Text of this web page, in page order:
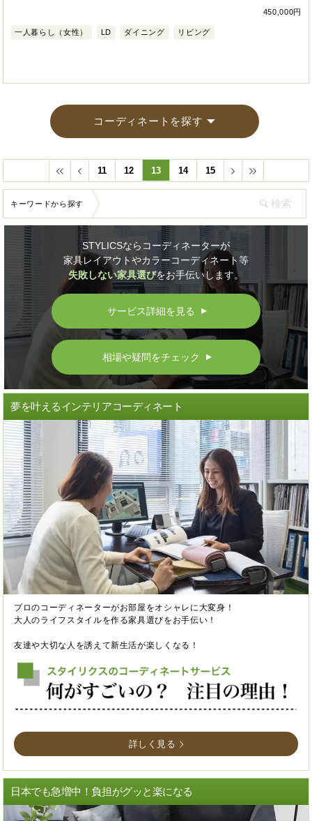
450,000円
一人暮らし（女性） LD ダイニング リビング
コーディネートを探す
11 12 13 14 15
キーワードから探す
STYLICSならコーディネーターが
家具レイアウトやカラーコーディネート等
失敗しない家具選びをお手伝いします。
サービス詳細を見る ▲
相場や疑問をチェック ▲
夢を叶えるインテリアコーディネート
プロのコーディネーターがお部屋をオシャレに大変身！
大人のライフスタイルを作る家具選びをお手伝い！
友達や大切な人を誘えて新生活が楽しくなる！
詳しく見る
日本でも急増中！負担がグッと楽になる